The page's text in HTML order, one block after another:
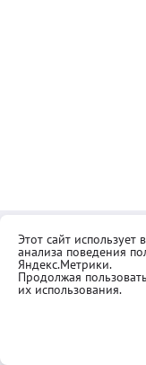
Контакты
Как купить
Реквизиты
Этот сайт
анализа поведения
Яндекс.Метрики.
Продолжая
их использования.